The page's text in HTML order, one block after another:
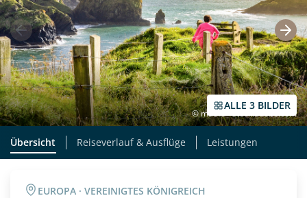
ALLE 3 BILDER
© matho - stock.adobe.com
Übersicht Reiseverlauf & Ausflüge Leistungen
EUROPA · VEREINIGTES KÖNIGREICH